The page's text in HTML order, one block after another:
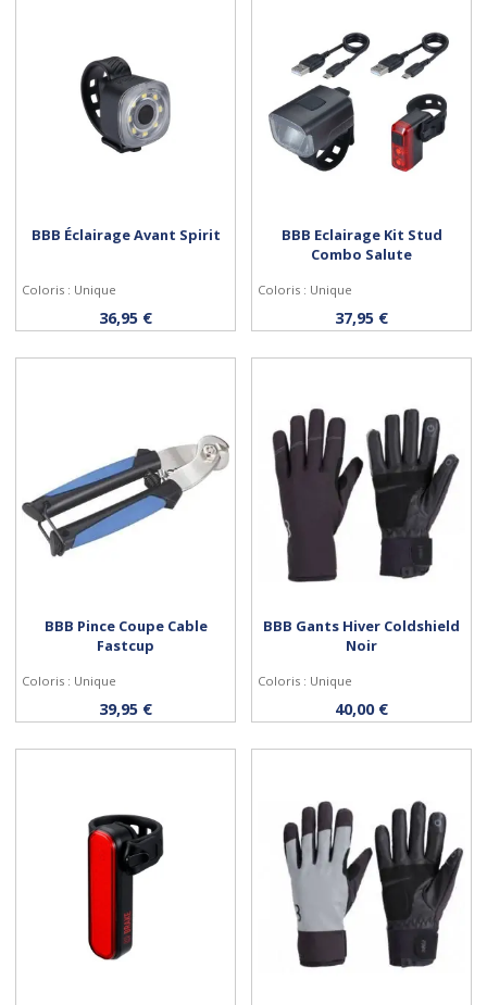
Acheter
BBB Éclairage Avant Spirit
Coloris : Unique
36,95 € Acheter
BBB Eclairage Kit Stud
Combo Salute
Coloris : Unique
37,95 €
Acheter
BBB Pince Coupe Cable
Fastcup
Coloris : Unique
39,95 € Personnaliser
BBB Gants Hiver Coldshield
Noir
Coloris : Unique
40,00 €